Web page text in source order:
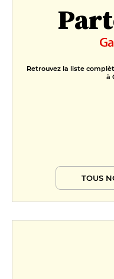
Retrouvez la liste
à
TOUS